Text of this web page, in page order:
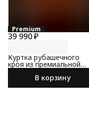
Premium
39 990 ₽
Куртка рубашечного
кроя из премиальной
В корзину